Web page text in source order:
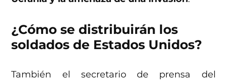
¿Cómo se distribuirán los
soldados de Estados Unidos?
También el secretario de prensa del